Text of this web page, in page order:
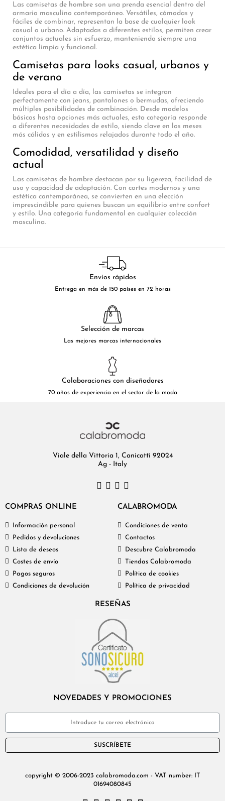
Las camisetas de hombre son una prenda esencial dentro del
armario masculino contemporáneo. Versátiles, cómodas y
fáciles de combinar, representan la base de cualquier look
casual o urbano. Adaptadas a diferentes estilos, permiten crear
conjuntos actuales sin esfuerzo, manteniendo siempre una
estética limpia y funcional.
Camisetas para looks casual, urbanos y
de verano
Ideales para el día a día, las camisetas se integran
perfectamente con jeans, pantalones o bermudas, ofreciendo
múltiples posibilidades de combinación. Desde modelos
básicos hasta opciones más actuales, esta categoría responde
a diferentes necesidades de estilo, siendo clave en los meses
más cálidos y en estilismos relajados durante todo el año.
Comodidad, versatilidad y diseño
actual
Las camisetas de hombre destacan por su ligereza, facilidad de
uso y capacidad de adaptación. Con cortes modernos y una
estética contemporánea, se convierten en una elección
imprescindible para quienes buscan un equilibrio entre confort
y estilo. Una categoría fundamental en cualquier colección
masculina.
Envíos rápidos
Entrega en más de 150 países en 72 horas
Selección de marcas
Las mejores marcas internacionales
Colaboraciones con diseñadores
70 años de experiencia en el sector de la moda
Viale della Vittoria 1, Canicattì 92024
Ag - Italy
COMPRAS ONLINE
Información personal
Pedidos y devoluciones
Lista de deseos
Costes de envío
Pagos seguros
Condiciones de devolución
CALABROMODA
Condiciones de venta
Contactos
Descubre Calabromoda
Tiendas Calabromoda
Política de cookies
Política de privacidad
RESEÑAS
NOVEDADES Y PROMOCIONES
SUSCRÍBETE
copyright © 2006-2023 calabromoda.com - VAT number: IT
01694080845